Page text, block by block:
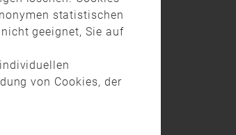
statistischen
geeignet, Sie auf
von Cookies, der